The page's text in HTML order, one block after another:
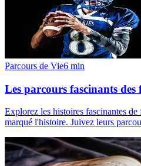
Parcours de Vie6 min
Les parcours fascinants
Explorez les histoires fascinantes
marqué l'histoire. Juivez leurs